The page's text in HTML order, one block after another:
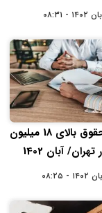
5 شغل با حقوق بالای 18 میلیون
آبان 1402